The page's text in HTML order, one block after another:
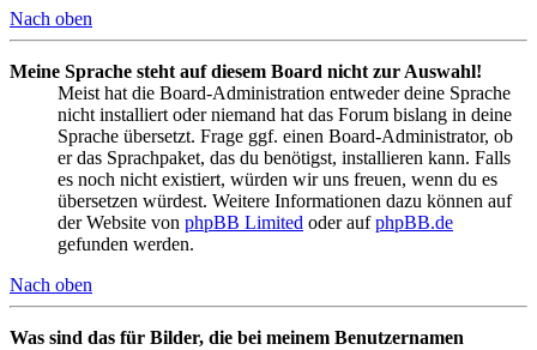
Nach oben
Meine Sprache steht auf diesem Board nicht zur Auswahl!
Meist hat die Board-Administration entweder deine Sprache
nicht installiert oder niemand hat das Forum bislang in deine
Sprache übersetzt. Frage ggf. einen Board-Administrator, ob
er das Sprachpaket, das du benötigst, installieren kann. Falls
es noch nicht existiert, würden wir uns freuen, wenn du es
übersetzen würdest. Weitere Informationen dazu können auf
der Website von phpBB Limited oder aufphpBB.de
gefunden werden.
Nach oben
Was sind das für Bilder, die bei meinem Benutzernamen